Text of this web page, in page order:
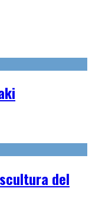
del